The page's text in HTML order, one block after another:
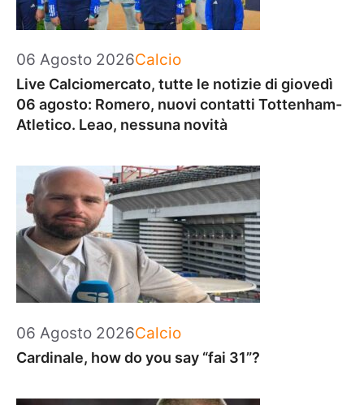
06 Agosto 2026Categorie
Calcio
Live Calciomercato, tutte le notizie di giovedì
06 agosto: Romero, nuovi contatti Tottenham-
Atletico. Leao, nessuna novità
06 Agosto 2026Categorie
Calcio
Cardinale, how do you say “fai 31”?